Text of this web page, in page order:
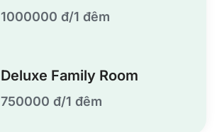
1000000 đ/1 đêm
Deluxe Family Room
750000 đ/1 đêm